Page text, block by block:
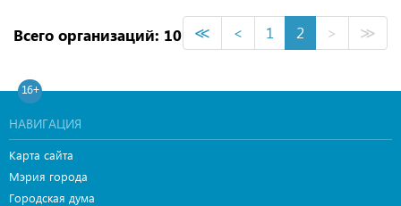
Всего организаций: 10 ≪ < 1 2 > ≫
16+
НАВИГАЦИЯ
Карта сайта
Мэрия города
Городская дума